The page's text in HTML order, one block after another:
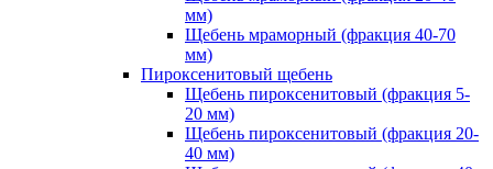
мм)
Щебень мраморный (фракция 40-70
мм)
Пироксенитовый щебень
Щебень пироксенитовый (фракция 5-
20 мм)
Щебень пироксенитовый (фракция 20-
40 мм)